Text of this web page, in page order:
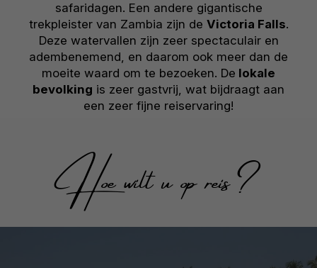
safaridagen. Een andere gigantische
trekpleister van Zambia zijn de Victoria Falls.
Deze watervallen zijn zeer spectaculair en
adembenemend, en daarom ook meer dan de
moeite waard om te bezoeken. De lokale
bevolking is zeer gastvrij, wat bijdraagt aan
een zeer fijne reiservaring!
Hoe wilt u op reis?